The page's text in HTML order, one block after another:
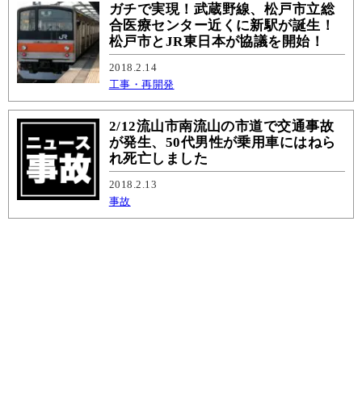
ガチで実現！武蔵野線、松戸市立総
合医療センター近くに新駅が誕生！
松戸市とJR東日本が協議を開始！
2018.2.14
工事・再開発
2/12流山市南流山の市道で交通事故
が発生、50代男性が乗用車にはねら
れ死亡しました
2018.2.13
事故